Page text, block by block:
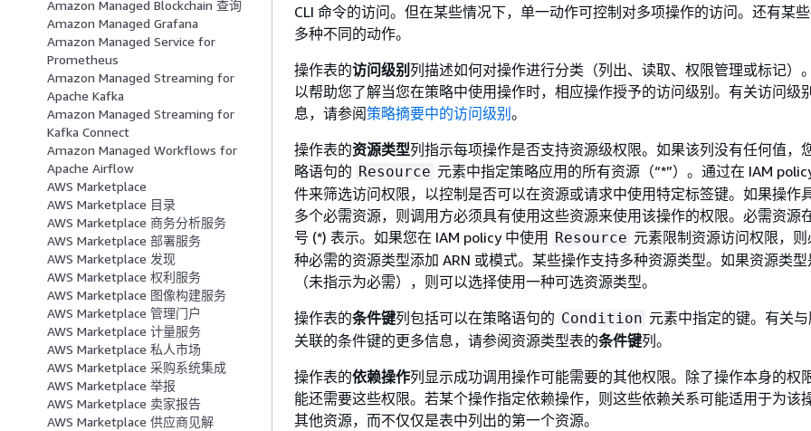
Amazon Managed Blockchain 查询
Amazon Managed Grafana
Amazon Managed Service for
Prometheus
Amazon Managed Streaming for
Apache Kafka
Amazon Managed Streaming for
Kafka Connect
Amazon Managed Workflows for
Apache Airflow
AWS Marketplace
AWS Marketplace 目录
AWS Marketplace 商务分析服务
AWS Marketplace 部署服务
AWS Marketplace 发现
AWS Marketplace 权利服务
AWS Marketplace 图像构建服务
AWS Marketplace 管理门户
AWS Marketplace 计量服务
AWS Marketplace 私人市场
AWS Marketplace 采购系统集成
AWS Marketplace 举报
AWS Marketplace 卖家报告
AWS Marketplace 供应商见解
CLI 命令的访问。但在某些情况下，单一动作可控制对多项操作的访问。还有某
多种不同的动作。
操作表的访问级别 列描述如何对操作进行分类（列出、读取、权限管理或标记）
以帮助您了解当您在策略中使用操作时，相应操作授予的访问级别。有关访问级
息，请参阅策略摘要中的访问级别。
操作表的资源类型列指示每项操作是否支持资源级权限。如果该列没有任何值，
略语句的 Resource 元素中指定策略应用的所有资源（“*”）。通过在 IAM
件来筛选访问权限，以控制是否可以在资源或请求中使用特定标签键。如果操作
多个必需资源，则调用方必须具有使用这些资源来使用该操作的权限。必需资源
号 (*) 表示。如果您在 IAM policy 中使用 Resource 元素限制资源访问权限，
种必需的资源类型添加 ARN 或模式。某些操作支持多种资源类型。如果资源类
（未指示为必需），则可以选择使用一种可选资源类型。
操作表的条件键列包括可以在策略语句的 Condition 元素中指定的键。有关
关联的条件键的更多信息，请参阅资源类型表的条件键列。
操作表的依赖操作列显示成功调用操作可能需要的其他权限。除了操作本身的权
能还需要这些权限。若某个操作指定依赖操作，则这些依赖关系可能适用于为该
其他资源，而不仅仅是表中列出的第一个资源。